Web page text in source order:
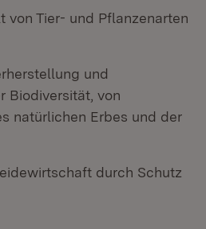
von Tier- und Pflanzenarten
und
Biodiversität, von
natürlichen Erbes und der
durch Schutz